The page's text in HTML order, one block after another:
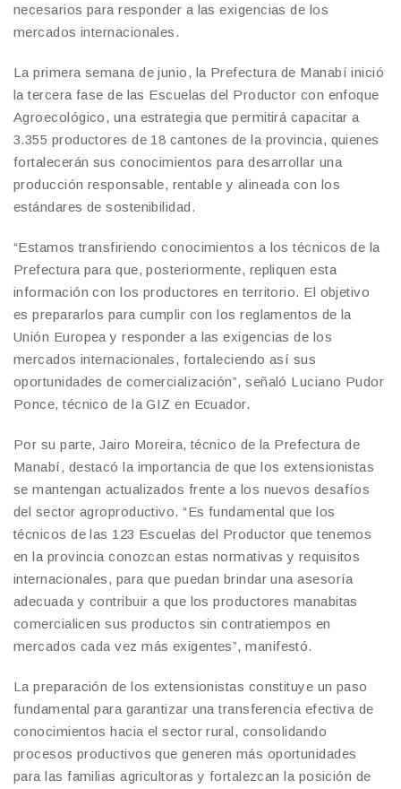
necesarios para responder a las exigencias de los
mercados internacionales.
La primera semana de junio, la Prefectura de Manabí inició
la tercera fase de las Escuelas del Productor con enfoque
Agroecológico, una estrategia que permitirá capacitar a
3.355 productores de 18 cantones de la provincia, quienes
fortalecerán sus conocimientos para desarrollar una
producción responsable, rentable y alineada con los
estándares de sostenibilidad.
“Estamos transfiriendo conocimientos a los técnicos de la
Prefectura para que, posteriormente, repliquen esta
información con los productores en territorio. El objetivo
es prepararlos para cumplir con los reglamentos de la
Unión Europea y responder a las exigencias de los
mercados internacionales, fortaleciendo así sus
oportunidades de comercialización”, señaló Luciano Pudor
Ponce, técnico de la GIZ en Ecuador.
Por su parte, Jairo Moreira, técnico de la Prefectura de
Manabí, destacó la importancia de que los extensionistas
se mantengan actualizados frente a los nuevos desafíos
del sector agroproductivo. “Es fundamental que los
técnicos de las 123 Escuelas del Productor que tenemos
en la provincia conozcan estas normativas y requisitos
internacionales, para que puedan brindar una asesoría
adecuada y contribuir a que los productores manabitas
comercialicen sus productos sin contratiempos en
mercados cada vez más exigentes”, manifestó.
La preparación de los extensionistas constituye un paso
fundamental para garantizar una transferencia efectiva de
conocimientos hacia el sector rural, consolidando
procesos productivos que generen más oportunidades
para las familias agricultoras y fortalezcan la posición de